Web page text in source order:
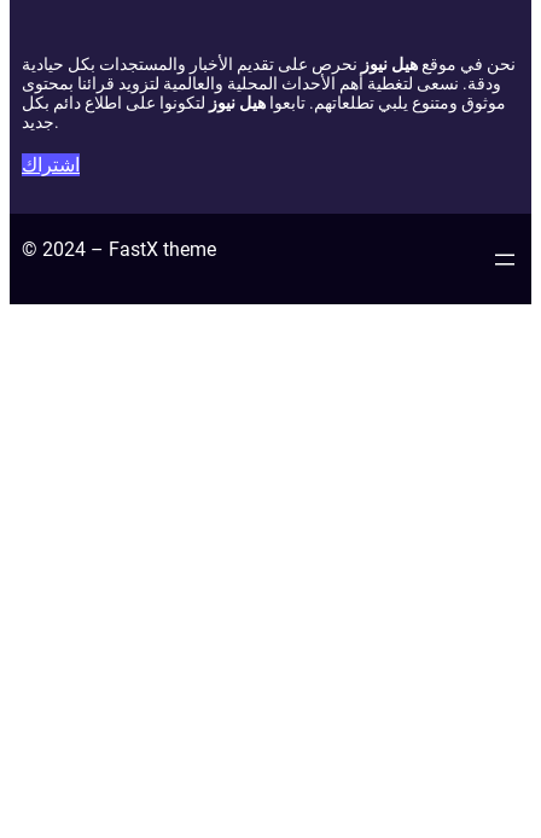
نحن في موقعهيل نيوز نحرص على تقديم الأخبار والمستجدات بكل حيادية
ودقة. نسعى لتغطية أهم الأحداث المحلية والعالمية لتزويد قرائنا بمحتوى
موثوق ومتنوع يلبي تطلعاتهم. تابعوا هيل نيوز لتكونوا على اطلاع دائم بكل
جديد.
اشتراك
© 2024 – FastX theme